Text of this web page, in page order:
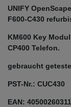
UNIFY
F600-C430
KM600 Key
CP400 Telefon.
gebraucht
PST-Nr.: CUC430
EAN: